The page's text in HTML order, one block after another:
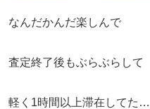
なんだかんだ楽しんで
査定終了後もぶらぶらして
軽く1時間以上滞在してた…